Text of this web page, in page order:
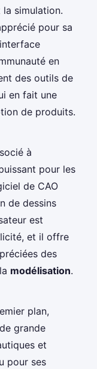
la simulation.
pour sa
en
des outils de
en fait une
de produits.
à
pour les
de CAO
de dessins
est
et il offre
des
modélisation.
plan,
grande
et
pour ses